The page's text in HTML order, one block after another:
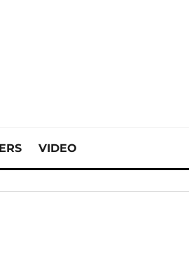
VIDEO